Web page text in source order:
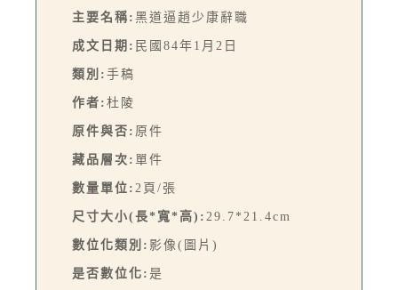
主要名稱: 黑道逼趙少康辭職
成文日期: 民國84年1月2日
類別: 手稿
作者: 杜陵
原件與否: 原件
藏品層次: 單件
數量單位: 2頁/張
尺寸大小(長*寬*高): 29.7*21.4cm
數位化類別: 影像(圖片)
是否數位化: 是